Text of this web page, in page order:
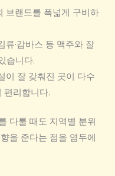
브랜드를 폭넓게 구비하
류·감바스 등 맥주와 잘
습니다.
이 잘 갖춰진 곳이 다수
편리합니다.
다룰 때도 지역별 분위
을 준다는 점을 염두에